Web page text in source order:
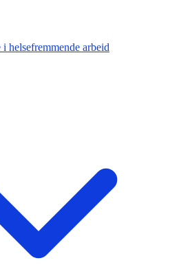
i helsefremmende arbeid